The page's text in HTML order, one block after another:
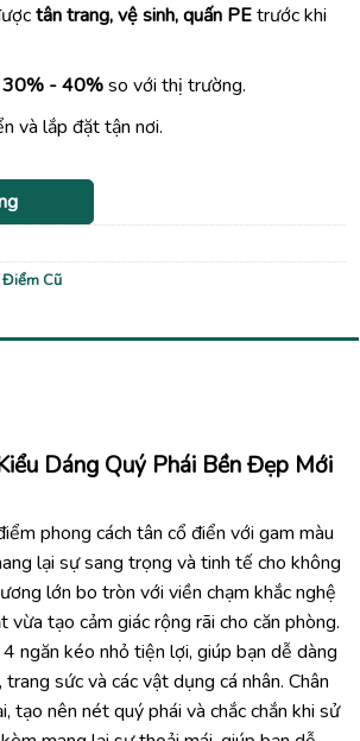
tân trang, vệ sinh, quấn PEtrước khi
30% - 40%so với thị trường.
và lắp đặt tận nơi.
Điểm Cũ
Dáng Quý Phái Bền Đẹp Mới
phong cách tân cổ điển với gam màu
lại sự sang trọng và tinh tế cho không
lớn bo tròn với viền chạm khắc nghệ
vừa tạo cảm giác rộng rãi cho căn phòng.
ngăn kéo nhỏ tiện lợi, giúp bạn dễ dàng
sức và các vật dụng cá nhân. Chân
tạo nên nét quý phái và chắc chắn khi sử